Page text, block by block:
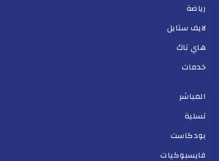
رياضة
لايف ستايل
هاي تاك
خدمات
المباشر
تسلية
بودكاست
فايسبوكيات